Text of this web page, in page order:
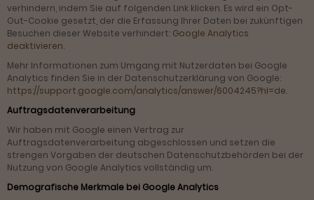
verhindern, indem Sie auf folgenden Link klicken. Es wird ein Opt-
Out-Cookie gesetzt, der die Erfassung Ihrer Daten bei zukünftigen
Besuchen dieser Website verhindert: Google Analytics
deaktivieren.
Mehr Informationen zum Umgang mit Nutzerdaten bei Google
Analytics finden Sie in der Datenschutzerklärung von Google:
https://support.google.com/analytics/answer/6004245?hl=de.
Auftragsdatenverarbeitung
Wir haben mit Google einen Vertrag zur
Auftragsdatenverarbeitung abgeschlossen und setzen die
strengen Vorgaben der deutschen Datenschutzbehörden bei der
Nutzung von Google Analytics vollständig um.
Demografische Merkmale bei Google Analytics